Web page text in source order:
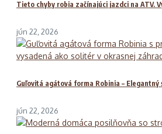
Tieto chyby robia začínajúci jazdci na ATV.
jún 22, 2026
Guľovitá agátová forma Robinia –
jún 22, 2026